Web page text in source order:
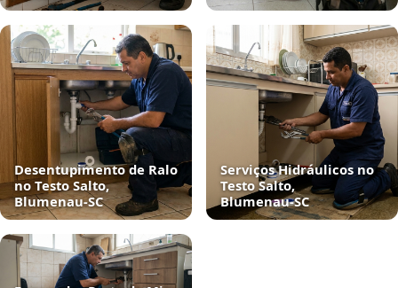
Desentupimento de Ralo
no Testo Salto,
Blumenau‑SC
Serviços Hidráulicos no
Testo Salto,
Blumenau‑SC